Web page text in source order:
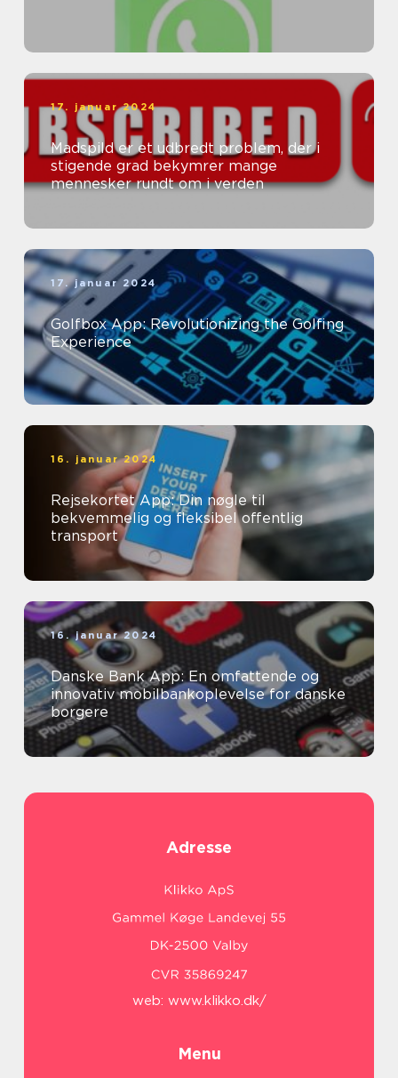
17. januar 2024
Madspild er et udbredt problem, der i
stigende grad bekymrer mange
mennesker rundt om i verden
17. januar 2024
Golfbox App: Revolutionizing the Golfing
Experience
16. januar 2024
Rejsekortet App: Din nøgle til
bekvemmelig og fleksibel offentlig
transport
16. januar 2024
Danske Bank App: En omfattende og
innovativ mobilbankoplevelse for danske
borgere
Adresse
web: www.klikko.dk/
Menu